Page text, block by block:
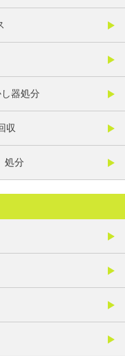
器処分
収
処分